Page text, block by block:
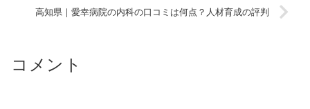
高知県｜愛幸病院の内科の口コミは何点？人材育成の評判
コメント